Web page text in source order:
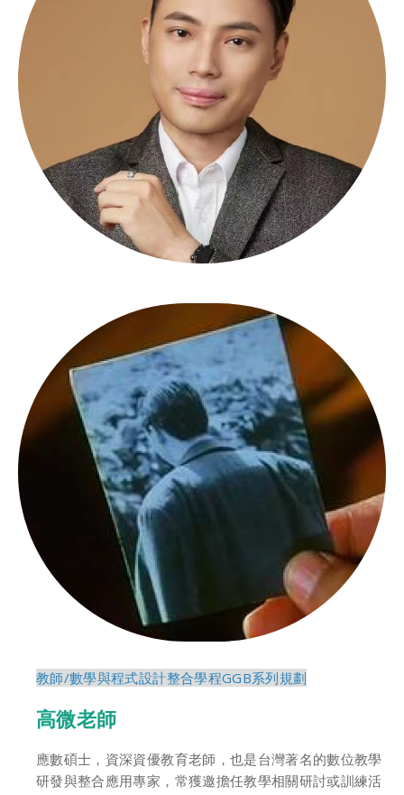
教師/數學與程式設計整合學程GGB系列規劃
高微老師
應數碩士，資深資優教育老師，也是台灣著名的數位教學
研發與整合應用專家，常獲邀擔任教學相關研討或訓練活